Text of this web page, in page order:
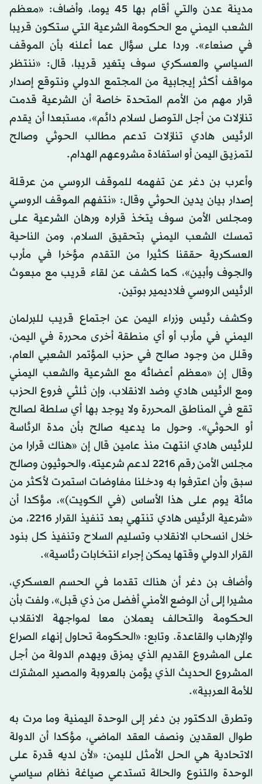
مدينة عدن والتي أقام بها 45 يوما، وأضاف: «معظم
الشعب اليمني مع الحكومة الشرعية التي ستكون قريبا
في صنعاء». وردا على سؤال عما أعلنه بأن الموقف
السياسي والعسكري سوف يتغير قريبا، قال: «ننتظر
مواقف أكثر إيجابية من المجتمع الدولي ونتوقع إصدار
قرار مهم من الأمم المتحدة خاصة أن الشرعية قدمت
تنازلات من أجل التوصل لسلام دائم»، مستبعدا أن يقدم
الرئيس هادي تنازلات تدعم مطالب الحوثي وصالح
لتمزيق اليمن أو استفادة مشروعهم الهدام.
وأعرب بن دغر عن تفهمه للموقف الروسي من عرقلة
إصدار بيان يدين الحوثي وقال: «نتفهم الموقف الروسي
ومجلس الأمن سوف يتخذ قراره ورهان الشرعية على
تمسك الشعب اليمني بتحقيق السلام، ومن الناحية
العسكرية حققنا كثيرا من التقدم مؤخرا في مأرب
والجوف وأبين»، كما كشف عن لقاء قريب مع مبعوث
الرئيس الروسي فلاديمير بوتين.
وكشف رئيس وزراء اليمن عن اجتماع قريب للبرلمان
اليمني في مأرب أو أي منطقة أخرى محررة في اليمن،
وقلل من وجود صالح في حزب المؤتمر الشعبي العام،
وقال إن «معظم أعضائه مع الشرعية والشعب اليمني
ومع الرئيس هادي وضد الانقلاب، وإن ثلثي فروع الحزب
تقع في المناطق المحررة ولا يوجد بها أي سلطة لصالح
أو الحوثي». وحول ما يدعيه صالح بأن مدة الرئاسة
للرئيس هادي انتهت منذ عامين قال إن «هناك قرارا من
مجلس الأمن رقم 2216 لدعم شرعيته، والحوثيون وصالح
سبق وأن اعترفوا به ودخلنا مفاوضات استمرت لأكثر من
مائة يوم على هذا الأساس (في الكويت)»، مؤكدا أن
«شرعية الرئيس هادي تنتهي بعد تنفيذ القرار 2216، من
خلال انسحاب الانقلاب وتسليم السلاح وتنفيذ كل بنود
القرار الدولي وقتها يمكن إجراء انتخابات رئاسية».
وأضاف بن دغر أن هناك تقدما في الحسم العسكري،
مشيرا إلى أن الوضع الأمني أفضل من ذي قبل»، ولفت بأن
الحكومة والتحالف يعملان معا لمواجهة الانقلاب
والإرهاب والقاعدة. وتابع: «الحكومة تحاول إنهاء الصراع
على المشروع القديم الذي يمزق ويهدم الدولة من أجل
المشروع الحديث الذي يؤمن بالعروبة والمصير المشترك
للأمة العربية».
وتطرق الدكتور بن دغر إلى الوحدة اليمنية وما مرت به
طوال العقدين ونصف العقد الماضي، مؤكدا أن الدولة
الاتحادية هي الحل الأمثل لليمن: «لأن لديه قدرة على
الوحدة والتنوع والحالة تستدعي صياغة نظام سياسي